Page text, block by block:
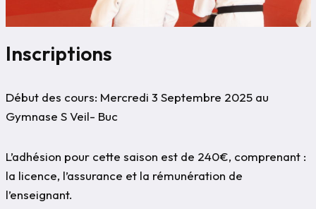
Inscriptions
Début des cours: Mercredi 3 Septembre 2025 au
Gymnase S Veil- Buc
L’adhésion pour cette saison est de 240€, comprenant :
la licence, l’assurance et la rémunération de
l’enseignant.